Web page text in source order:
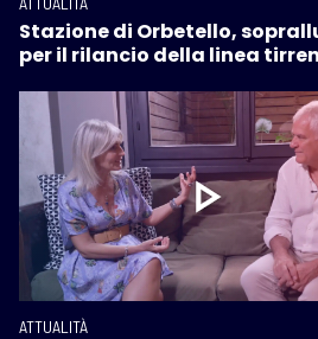
Stazione di Orbetello,
per il rilancio della linea
ATTUALITÀ